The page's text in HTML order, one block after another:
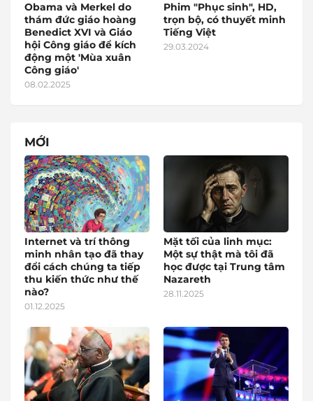
Obama và Merkel do
thám đức giáo hoàng
Benedict XVI và Giáo
hội Công giáo để kích
động một 'Mùa xuân
Công giáo'
08.02.2025
Phim "Phục sinh", HD,
trọn bộ, có thuyết minh
Tiếng Việt
29.03.2024
MỚI
Internet và trí thông
minh nhân tạo đã thay
đổi cách chúng ta tiếp
thu kiến thức như thế
nào?
01.12.2025
Mặt tối của linh mục:
Một sự thật mà tôi đã
học được tại Trung tâm
Nazareth
28.11.2025